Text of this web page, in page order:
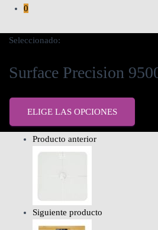
0
Seleccionado:
Surface Precision
ELIGE LAS OPCIONES
Producto anterior
Siguiente producto